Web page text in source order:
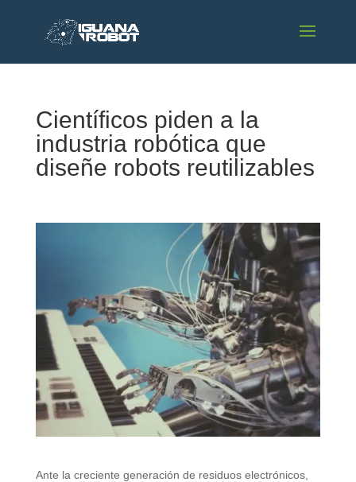
Científicos piden a la
industria robótica que
diseñe robots reutilizables
Ante la creciente generación de residuos electrónicos,